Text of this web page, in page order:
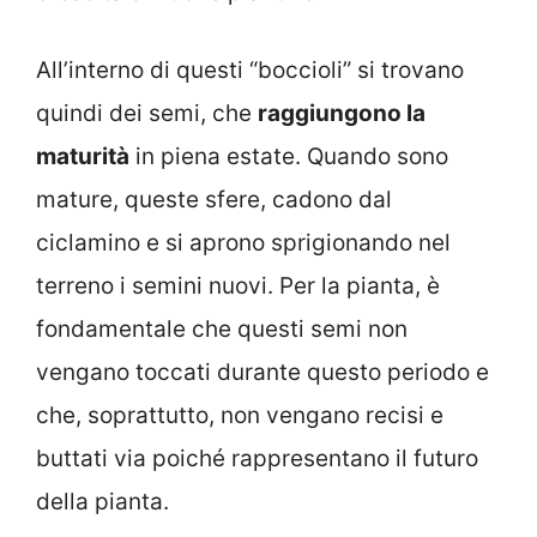
All’interno di questi “boccioli” si trovano
quindi dei semi, che raggiungono la
maturità in piena estate. Quando sono
mature, queste sfere, cadono dal
ciclamino e si aprono sprigionando nel
terreno i semini nuovi. Per la pianta, è
fondamentale che questi semi non
vengano toccati durante questo periodo e
che, soprattutto, non vengano recisi e
buttati via poiché rappresentano il futuro
della pianta.